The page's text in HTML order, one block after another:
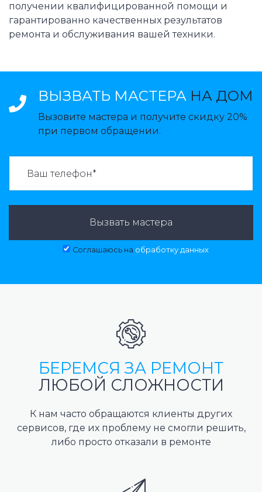
получении квалифицированной помощи и
гарантированно качественных результатов
ремонта и обслуживания вашей техники.
ВЫЗВАТЬ МАСТЕРА НА ДОМ
Вызовите мастера и получите скидку 20%
при первом обращении.
Вызвать мастера
Соглашаюсь на обработку данных
БЕРЕМСЯ ЗА РЕМОНТ
ЛЮБОЙ СЛОЖНОСТИ
К нам часто обращаются клиенты других
сервисов, где их проблему не смогли решить,
либо просто отказали в ремонте